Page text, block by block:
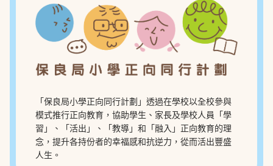
「保良局小學正向同行計劃」透過在學校以全校參與
模式推行正向教育，協助學生、家長及學校人員「學
習」、「活出」、「教導」和「融入」正向教育的理
念，提升各持份者的幸福感和抗逆力 ，從而活出豐盛
人生。